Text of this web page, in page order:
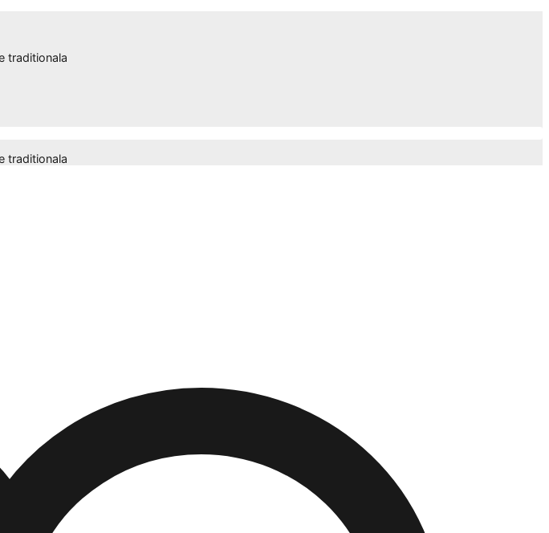
traditionala
traditionala